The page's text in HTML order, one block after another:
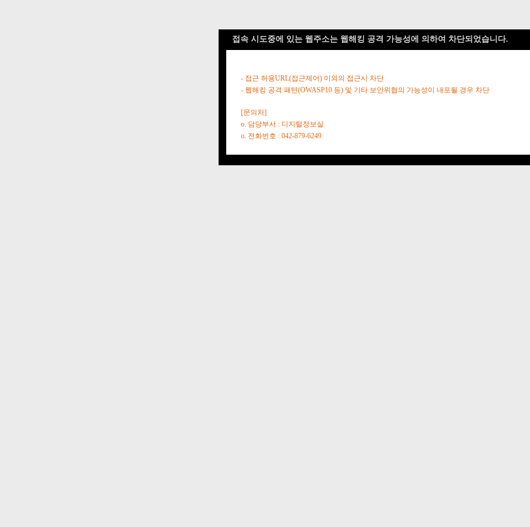
접속 시도중에 있는 웹주소는 웹해킹 공격 가능성에 의하여 차단되었습니다.
- 접근 허용URL(접근제어) 이외의 접근시 차단
- 웹해킹 공격 패턴(OWASP10 등) 및 기타 보안위협의 가능성이 내포될 경우 차단
[문의처]
o. 담당부서 : 디지털정보실
o. 전화번호 : 042-879-6249